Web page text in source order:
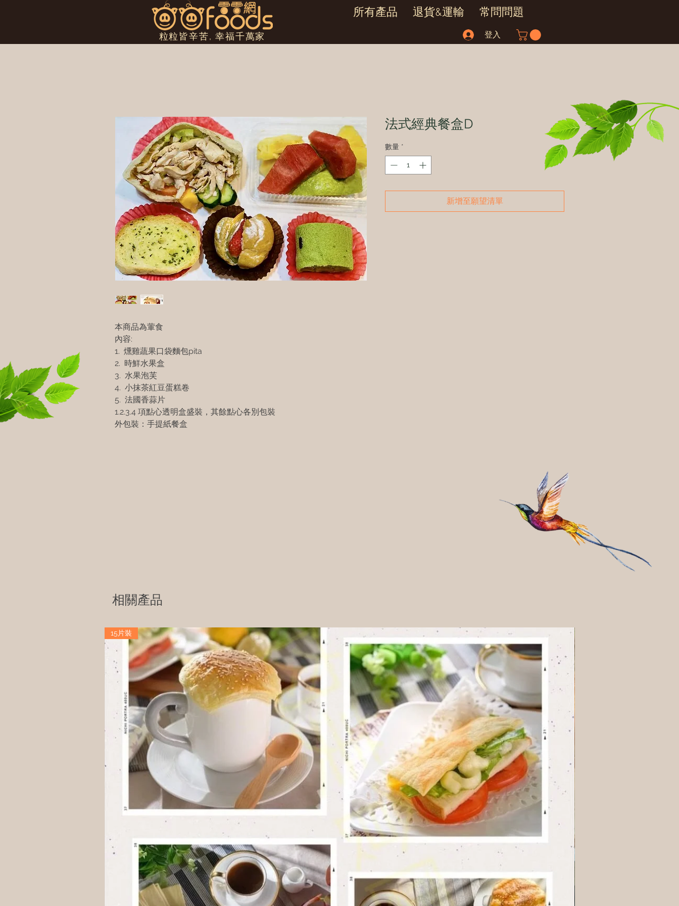
粒粒皆辛苦, 幸福千萬家
所有產品 退貨&運輸 常問問題
登入
本商品為葷食
內容:
1. 燻雞蔬果口袋麵包pita
2. 時鮮水果盒
3. 水果泡芙
4. 小抹茶紅豆蛋糕卷
5. 法國香蒜片
1.2.3.4 項點心透明盒盛裝，其餘點心各別包裝
外包裝：手提紙餐盒
法式經典餐盒D
數量 *
新增至願望清單
相關產品
15片裝